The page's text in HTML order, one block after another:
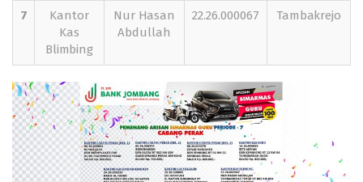
7
Kantor
Kas
Blimbing
Nur Hasan
Abdullah
22.26.000067 Tambakrejo